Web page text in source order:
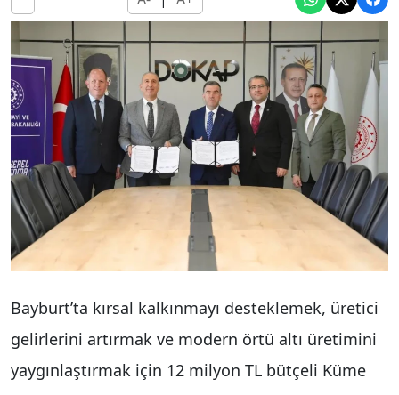
Bayburt’ta kırsal kalkınmayı desteklemek, üretici
gelirlerini artırmak ve modern örtü altı üretimini
yaygınlaştırmak için 12 milyon TL bütçeli Küme